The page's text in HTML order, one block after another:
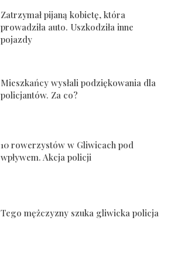
Zatrzymał pijaną kobietę, która
prowadziła auto. Uszkodziła inne
pojazdy
Mieszkańcy wysłali podziękowania dla
policjantów. Za co?
10 rowerzystów w Gliwicach pod
wpływem. Akcja policji
Tego mężczyzny szuka gliwicka policja